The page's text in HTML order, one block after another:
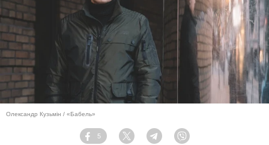
Олександр Кузьмін / «Бабель»
Facebook
5
Twitter TelegramViber